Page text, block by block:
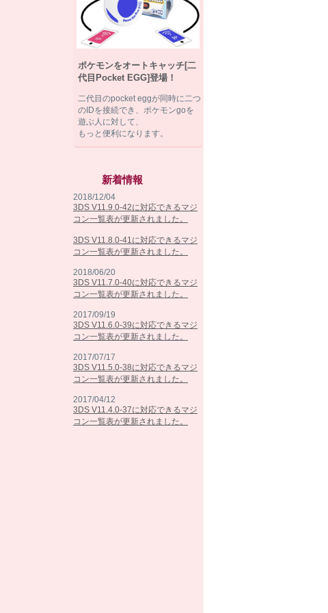
ポケモンをオートキャッチ[二
代目Pocket EGG]登場！
二代目のpocket eggが同時に二つ
のIDを接続でき、ポケモンgoを
遊ぶ人に対して、
もっと便利になります。
新着情報
2018/12/04
3DS V11.9.0-42に対応できるマジ
コン一覧表が更新されました。
3DS V11.8.0-41に対応できるマジ
コン一覧表が更新されました。
2018/06/20
3DS V11.7.0-40に対応できるマジ
コン一覧表が更新されました。
2017/09/19
3DS V11.6.0-39に対応できるマジ
コン一覧表が更新されました。
2017/07/17
3DS V11.5.0-38に対応できるマジ
コン一覧表が更新されました。
2017/04/12
3DS V11.4.0-37に対応できるマジ
コン一覧表が更新されました。